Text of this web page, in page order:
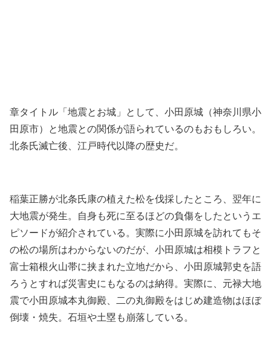
章タイトル「地震とお城」として、小田原城（神奈川県小
田原市）と地震との関係が語られているのもおもしろい。
北条氏滅亡後、江戸時代以降の歴史だ。
稲葉正勝が北条氏康の植えた松を伐採したところ、翌年に
大地震が発生。自身も死に至るほどの負傷をしたというエ
ピソードが紹介されている。実際に小田原城を訪れてもそ
の松の場所はわからないのだが、小田原城は相模トラフと
富士箱根火山帯に挟まれた立地だから、小田原城郭史を語
ろうとすれば災害史にもなるのは納得。実際に、元禄大地
震で小田原城本丸御殿、二の丸御殿をはじめ建造物はほぼ
倒壊・焼失。石垣や土塁も崩落している。